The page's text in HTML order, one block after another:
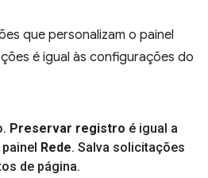
que personalizam o painel
é igual às configurações do
Preservar registro é igual a
Rede. Salva solicitações
de página.